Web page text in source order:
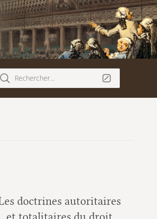
Rechercher...
doctrines autoritaires